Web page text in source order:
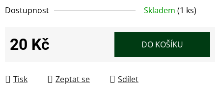
Dostupnost Skladem (1 ks)
20 Kč DO KOŠÍKU
Tisk Zeptat se Sdílet